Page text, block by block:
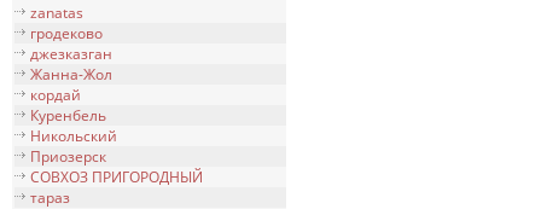
zanatas
гродеково
джезказган
Жанна-Жол
кордай
Куренбель
Никольский
Приозерск
СОВХОЗ ПРИГОРОДНЫЙ
тараз